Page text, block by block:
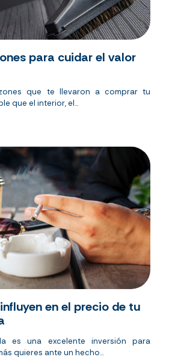
para cuidar el valor
que te llevaron a comprar tu
que el interior, el...
en el precio de tu
es una excelente inversión para
quieres ante un hecho...